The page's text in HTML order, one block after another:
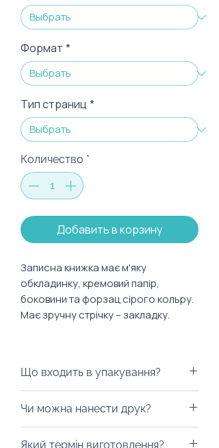
Формат *
Тип страниц *
Количество *
Добавить в корзину
Записна книжка має м'яку
обкладинку, кремовий папір,
боковини та форзац сірого кольру.
Має зручну стрічку – закладку.
Розмір: 170 х 120 мм
Тип сторінок: лінія
Формат: В6
Що входить в упакування?
яку коробку на ваш смак, пакети
з екологічних матеріалів, дой-
Чи можна нанести друк?
Який термін виготовлення?